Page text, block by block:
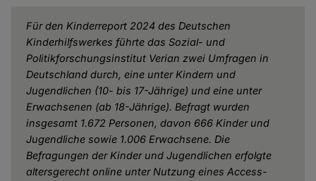
Für den Kinderreport 2024 des Deutschen
Kinderhilfswerkes führte das Sozial- und
Politikforschungsinstitut Verian zwei Umfragen in
Deutschland durch, eine unter Kindern und
Jugendlichen (10- bis 17-Jährige) und eine unter
Erwachsenen (ab 18-Jährige). Befragt wurden
insgesamt 1.672 Personen, davon 666 Kinder und
Jugendliche sowie 1.006 Erwachsene. Die
Befragungen der Kinder und Jugendlichen erfolgte
altersgerecht online unter Nutzung eines Access-